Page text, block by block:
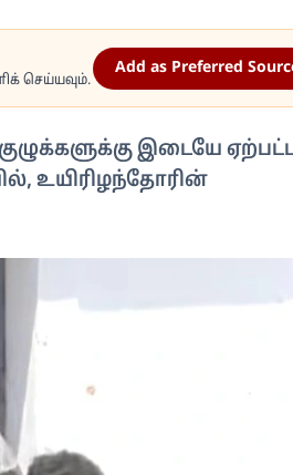
செய்யவும்.
Add as Preferred
இடையே
உயிரிழந்தோரின்